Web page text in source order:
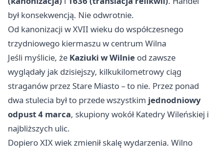
był konsekwencją. Nie odwrotnie.
Od kanonizacji w XVII wieku do współczesnego
trzydniowego kiermaszu w centrum Wilna
Jeśli myślicie, że Kaziuki w Wilnie od zawsze
wyglądały jak dzisiejszy, kilkukilometrowy ciąg
straganów przez Stare Miasto – to nie. Przez ponad
dwa stulecia był to przede wszystkim jednodniowy
odpust 4 marca, skupiony wokół Katedry Wileńskiej i
najbliższych ulic.
Dopiero XIX wiek zmienił skalę wydarzenia. Wilno